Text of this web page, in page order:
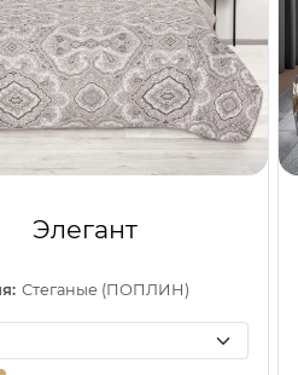
Элегант
Стеганые (ПОПЛИН)